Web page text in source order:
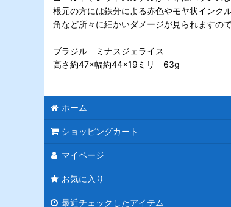
根元の方には鉄分による赤色やモヤ状インク
角など所々に細かいダメージが見られますの
ブラジル ミナスジェライス
高さ約47×幅約44×19ミリ 63g
ホーム
ショッピングカート
マイページ
お気に入り
最近チェックしたアイテム